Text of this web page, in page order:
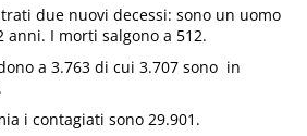
due nuovi decessi: sono un uomo
anni. I morti salgono a 512.
a 3.763 di cui 3.707 sono in
i contagiati sono 29.901.